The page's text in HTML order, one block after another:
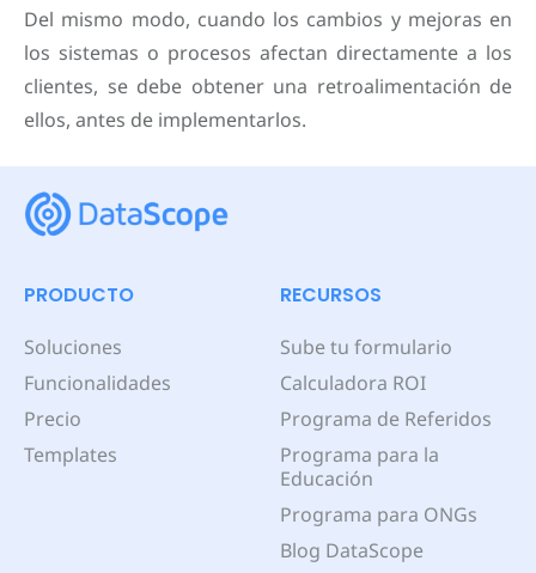
Del mismo modo, cuando los cambios y mejoras en
los sistemas o procesos afectan directamente a los
clientes, se debe obtener una retroalimentación de
ellos, antes de implementarlos.
PRODUCTO
Soluciones
Funcionalidades
Precio
Templates
RECURSOS
Sube tu formulario
Calculadora ROI
Programa de Referidos
Programa para la
Educación
Programa para ONGs
Blog DataScope